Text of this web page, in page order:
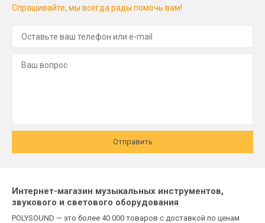
Спрашивайте, мы всегда рады помочь вам!
Отправить
Интернет-магазин музыкальных инструментов,
звукового и светового оборудования
POLYSOUND — это более 40 000 товаров с доставкой по ценам